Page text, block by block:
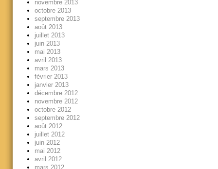
novembre 2013
octobre 2013
septembre 2013
août 2013
juillet 2013
juin 2013
mai 2013
avril 2013
mars 2013
février 2013
janvier 2013
décembre 2012
novembre 2012
octobre 2012
septembre 2012
août 2012
juillet 2012
juin 2012
mai 2012
avril 2012
mars 2012